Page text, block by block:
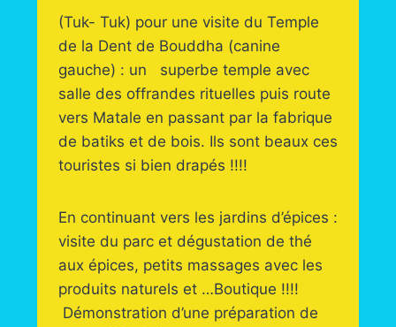
(Tuk- Tuk) pour une visite du Temple
de la Dent de Bouddha (canine
gauche) : un superbe temple avec
salle des offrandes rituelles puis route
vers Matale en passant par la fabrique
de batiks et de bois. Ils sont beaux ces
touristes si bien drapés !!!!
En continuant vers les jardins d’épices :
visite du parc et dégustation de thé
aux épices, petits massages avec les
produits naturels et …Boutique !!!!
Démonstration d’une préparation de